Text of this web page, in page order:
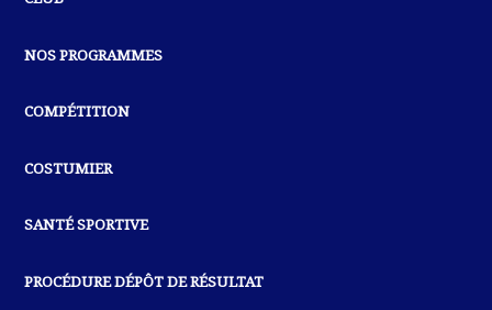
NOS PROGRAMMES
COMPÉTITION
COSTUMIER
SANTÉ SPORTIVE
PROCÉDURE DÉPÔT DE RÉSULTAT